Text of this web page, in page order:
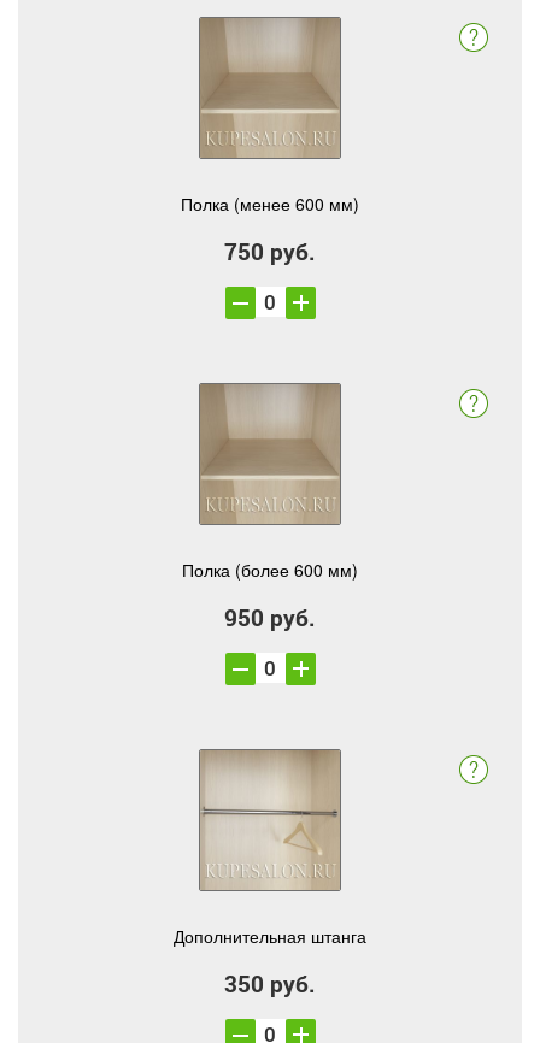
Полка (менее 600 мм)
750 руб.
Полка (более 600 мм)
950 руб.
Дополнительная штанга
350 руб.